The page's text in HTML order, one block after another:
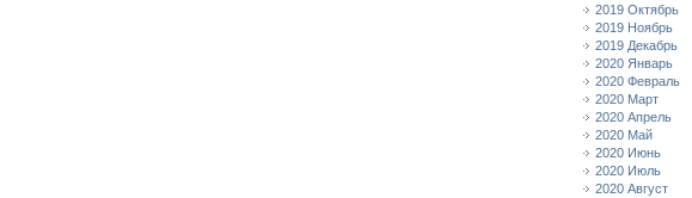
2019 Октябрь
2019 Ноябрь
2019 Декабрь
2020 Январь
2020 Февраль
2020 Март
2020 Апрель
2020 Май
2020 Июнь
2020 Июль
2020 Август